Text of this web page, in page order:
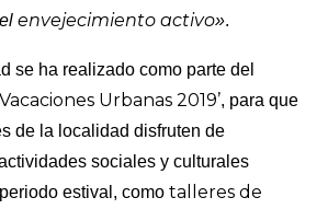
elenvejecimiento activo».
se ha realizado como parte del
Urbanas 2019’, para que
de la localidad disfruten de
sociales y culturales
estival, comotalleres de